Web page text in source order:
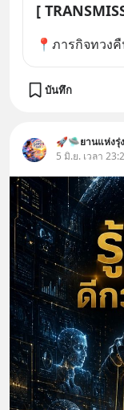
[
📍ภารกิจทวง
บันทึก
🚀🛸ยานแห่งรุ่
5 มิ.ย. เวลา